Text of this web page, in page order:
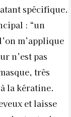
spécifique.
: “un
m’applique
n’est pas
très
la kératine.
et laisse